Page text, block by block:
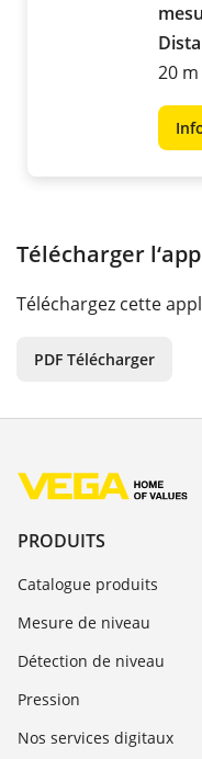
20 m
Télécharger
Téléchargez cette
PDF Télécharger
PRODUITS
Catalogue produits
Mesure de niveau
Détection de niveau
Pression
Nos services digitaux